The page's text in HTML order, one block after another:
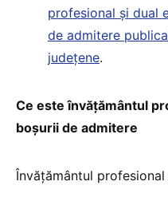
profesional şi dual
de admitere
judeţene.
Ce este învăţământul
boșurii de admitere
Învăţământul